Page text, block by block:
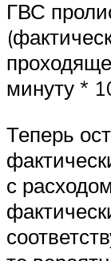
ГВС
минуту *
Теперь
с